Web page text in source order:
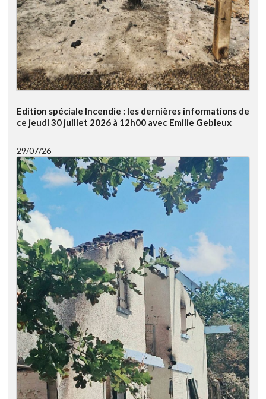
Edition spéciale Incendie : les dernières informations de
ce jeudi 30 juillet 2026 à 12h00 avec Emilie Gebleux
29/07/26